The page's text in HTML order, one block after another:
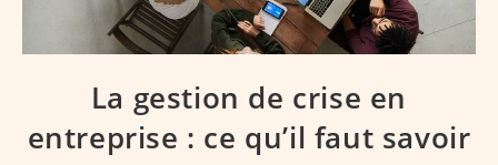
La gestion de crise en
entreprise : ce qu’il faut savoir